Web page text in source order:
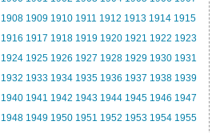
1908 1909 1910 1911 1912 1913 1914 1915
1916 1917 1918 1919 1920 1921 1922 1923
1924 1925 1926 1927 1928 1929 1930 1931
1932 1933 1934 1935 1936 1937 1938 1939
1940 1941 1942 1943 1944 1945 1946 1947
1948 1949 1950 1951 1952 1953 1954 1955